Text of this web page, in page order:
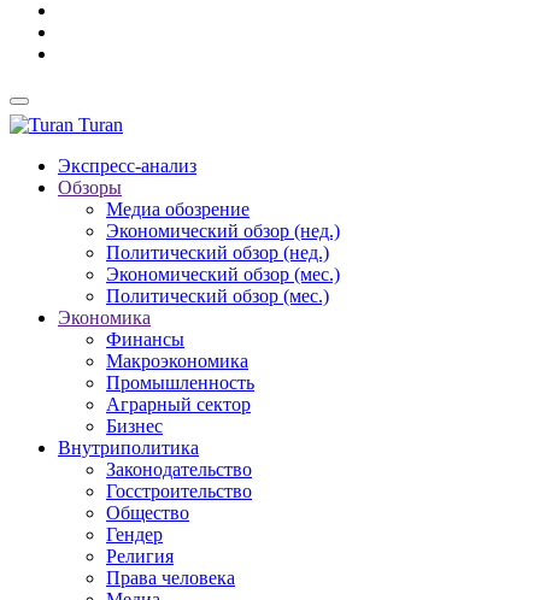
Turan
Экспресс-анализ
Обзоры
Медиа обозрение
Экономический обзор (нед.)
Политический обзор (нед.)
Экономический обзор (мес.)
Политический обзор (мес.)
Экономика
Финансы
Макроэкономика
Промышленность
Аграрный сектор
Бизнес
Внутриполитика
Законодательство
Госстроительство
Общество
Гендер
Религия
Права человека